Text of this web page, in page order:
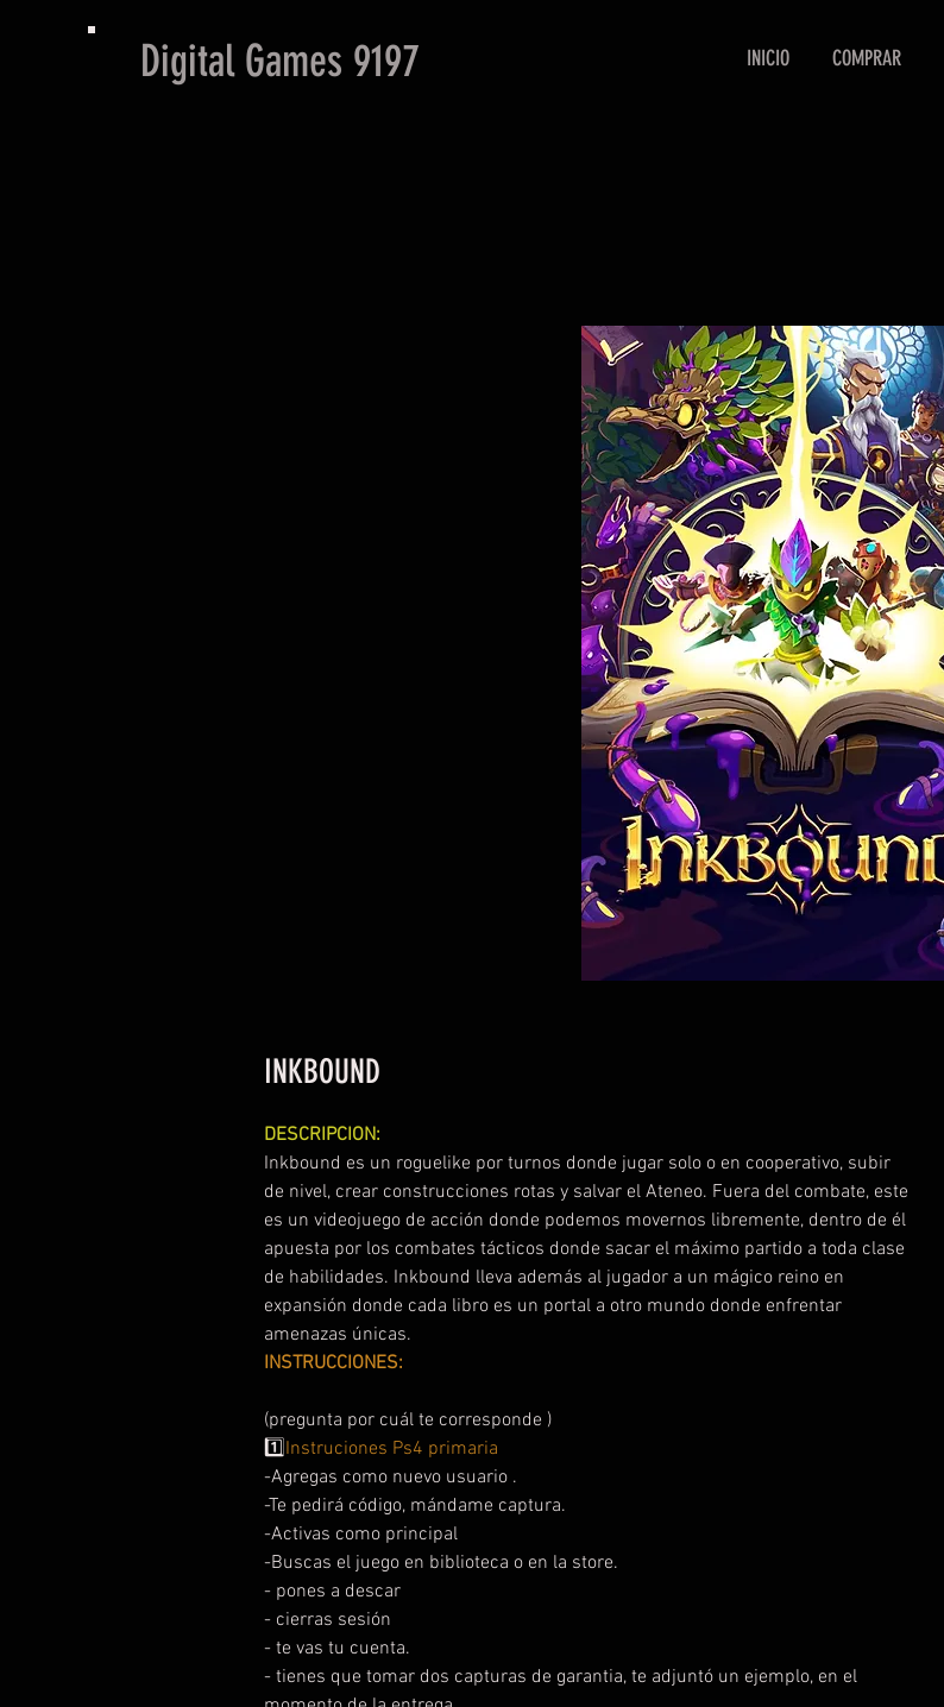
Digital Games 9197 INICIO COMPRAR
INKBOUND
DESCRIPCION:
Inkbound es un roguelike por turnos donde jugar solo o en cooperativo, subir
de nivel, crear construcciones rotas y salvar el Ateneo. Fuera del combate, este
es un videojuego de acción donde podemos movernos libremente, dentro de él
apuesta por los combates tácticos donde sacar el máximo partido a toda clase
de habilidades. Inkbound lleva además al jugador a un mágico reino en
expansión donde cada libro es un portal a otro mundo donde enfrentar
amenazas únicas.
INSTRUCCIONES:
(pregunta por cuál te corresponde )
1️⃣Instruciones Ps4 primaria
-Agregas como nuevo usuario .
-Te pedirá código, mándame captura.
-Activas como principal
-Buscas el juego en biblioteca o en la store.
- pones a descar
- cierras sesión
- te vas tu cuenta.
- tienes que tomar dos capturas de garantia, te adjuntó un ejemplo, en el